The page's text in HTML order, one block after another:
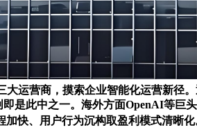
运营商，摸索企业智能化运营新径
是此中之一。海外方面OpenAI等
快、用户行为沉构取盈利模式清晰化